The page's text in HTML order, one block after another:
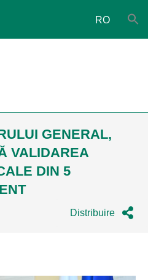
RO
GENERAL,
VALIDAREA
DIN 5
Distribuire